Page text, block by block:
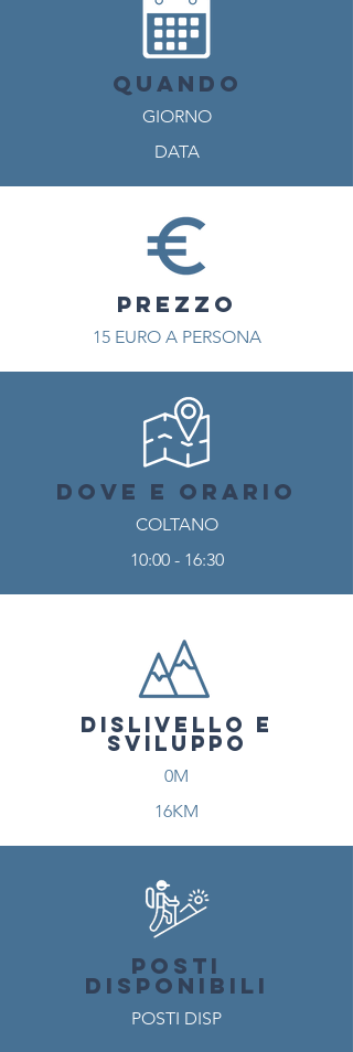
QUANDO
GIORNO
DATA
PREZZO
15 EURO A PERSONA
DOVE E ORARIO
COLTANO
10:00 - 16:30
DISLIVELLO E
SVILUPPO
0M
16KM
POSTI
DISPONIBILI
POSTI DISP